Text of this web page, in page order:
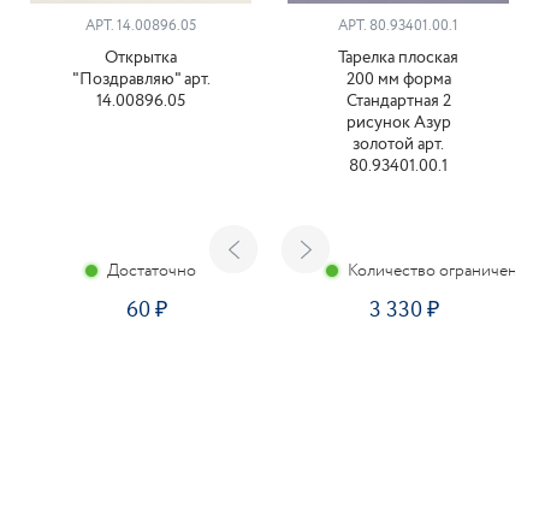
АРТ. 14.00896.05
Открытка
"Поздравляю" арт.
14.00896.05
Достаточно
60
АРТ. 80.93401.00.1
Тарелка плоская
200 мм форма
Стандартная 2
рисунок Азур
золотой арт.
80.93401.00.1
Количество ограничено
3 330